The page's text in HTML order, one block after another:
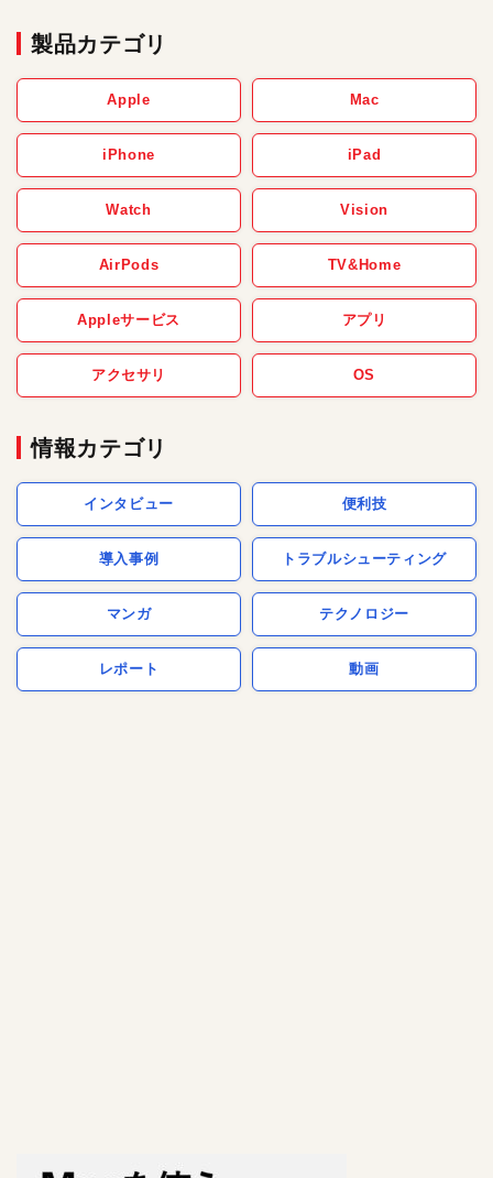
製品カテゴリ
Apple Mac
iPhone iPad
Watch Vision
AirPods TV&Home
Appleサービス アプリ
アクセサリ OS
情報カテゴリ
インタビュー 便利技
導入事例 トラブルシューティング
マンガ テクノロジー
レポート 動画